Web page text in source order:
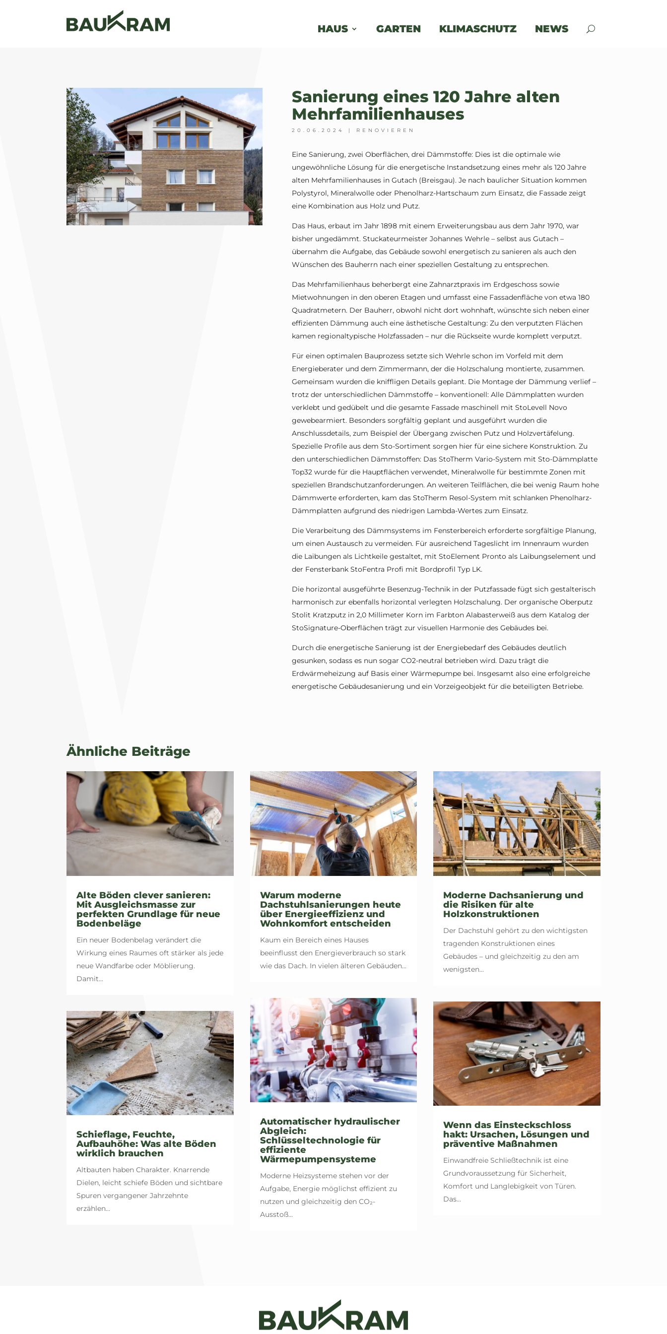
HAUS GARTEN KLIMASCHUTZ NEWS
Sanierung eines 120 Jahre alten
Mehrfamilienhauses
20.06.2024 | RENOVIEREN
Eine Sanierung, zwei Oberflächen, drei Dämmstoffe: Dies ist die optimale wie
ungewöhnliche Lösung für die energetische Instandsetzung eines mehr als 120 Jahre
alten Mehrfamilienhauses in Gutach (Breisgau). Je nach baulicher Situation kommen
Polystyrol, Mineralwolle oder Phenolharz-Hartschaum zum Einsatz, die Fassade zeigt
eine Kombination aus Holz und Putz.
Das Haus, erbaut im Jahr 1898 mit einem Erweiterungsbau aus dem Jahr 1970, war
bisher ungedämmt. Stuckateurmeister Johannes Wehrle – selbst aus Gutach –
übernahm die Aufgabe, das Gebäude sowohl energetisch zu sanieren als auch den
Wünschen des Bauherrn nach einer speziellen Gestaltung zu entsprechen.
Das Mehrfamilienhaus beherbergt eine Zahnarztpraxis im Erdgeschoss sowie
Mietwohnungen in den oberen Etagen und umfasst eine Fassadenfläche von etwa 180
Quadratmetern. Der Bauherr, obwohl nicht dort wohnhaft, wünschte sich neben einer
effizienten Dämmung auch eine ästhetische Gestaltung: Zu den verputzten Flächen
kamen regionaltypische Holzfassaden – nur die Rückseite wurde komplett verputzt.
Für einen optimalen Bauprozess setzte sich Wehrle schon im Vorfeld mit dem
Energieberater und dem Zimmermann, der die Holzschalung montierte, zusammen.
Gemeinsam wurden die kniffligen Details geplant. Die Montage der Dämmung verlief –
trotz der unterschiedlichen Dämmstoffe – konventionell: Alle Dämmplatten wurden
verklebt und gedübelt und die gesamte Fassade maschinell mit StoLevell Novo
gewebearmiert. Besonders sorgfältig geplant und ausgeführt wurden die
Anschlussdetails, zum Beispiel der Übergang zwischen Putz und Holzvertäfelung.
Spezielle Profile aus dem Sto-Sortiment sorgen hier für eine sichere Konstruktion. Zu
den unterschiedlichen Dämmstoffen: Das StoTherm Vario-System mit Sto-Dämmplatte
Top32 wurde für die Hauptflächen verwendet, Mineralwolle für bestimmte Zonen mit
speziellen Brandschutzanforderungen. An weiteren Teilflächen, die bei wenig Raum hohe
Dämmwerte erforderten, kam das StoTherm Resol-System mit schlanken Phenolharz-
Dämmplatten aufgrund des niedrigen Lambda-Wertes zum Einsatz.
Die Verarbeitung des Dämmsystems im Fensterbereich erforderte sorgfältige Planung,
um einen Austausch zu vermeiden. Für ausreichend Tageslicht im Innenraum wurden
die Laibungen als Lichtkeile gestaltet, mit StoElement Pronto als Laibungselement und
der Fensterbank StoFentra Profi mit Bordprofil Typ LK.
Die horizontal ausgeführte Besenzug-Technik in der Putzfassade fügt sich gestalterisch
harmonisch zur ebenfalls horizontal verlegten Holzschalung. Der organische Oberputz
Stolit Kratzputz in 2,0 Millimeter Korn im Farbton Alabasterweiß aus dem Katalog der
StoSignature-Oberflächen trägt zur visuellen Harmonie des Gebäudes bei.
Durch die energetische Sanierung ist der Energiebedarf des Gebäudes deutlich
gesunken, sodass es nun sogar CO2-neutral betrieben wird. Dazu trägt die
Erdwärmeheizung auf Basis einer Wärmepumpe bei. Insgesamt also eine erfolgreiche
energetische Gebäudesanierung und ein Vorzeigeobjekt für die beteiligten Betriebe.
Ähnliche Beiträge
Alte Böden clever sanieren:
Mit Ausgleichsmasse zur
perfekten Grundlage für neue
Bodenbeläge
Ein neuer Bodenbelag verändert die
Wirkung eines Raumes oft stärker als jede
neue Wandfarbe oder Möblierung.
Damit...
Schieflage, Feuchte,
Aufbauhöhe: Was alte Böden
wirklich brauchen
Altbauten haben Charakter. Knarrende
Dielen, leicht schiefe Böden und sichtbare
Spuren vergangener Jahrzehnte
erzählen...
Warum moderne
Dachstuhlsanierungen heute
über Energieeffizienz und
Wohnkomfort entscheiden
Kaum ein Bereich eines Hauses
beeinflusst den Energieverbrauch so stark
wie das Dach. In vielen älteren Gebäuden...
Automatischer hydraulischer
Abgleich:
Schlüsseltechnologie für
effiziente
Wärmepumpensysteme
Moderne Heizsysteme stehen vor der
Aufgabe, Energie möglichst effizient zu
nutzen und gleichzeitig den CO₂-
Ausstoß...
Moderne Dachsanierung und
die Risiken für alte
Holzkonstruktionen
Der Dachstuhl gehört zu den wichtigsten
tragenden Konstruktionen eines
Gebäudes – und gleichzeitig zu den am
wenigsten...
Wenn das Einsteckschloss
hakt: Ursachen, Lösungen und
präventive Maßnahmen
Einwandfreie Schließtechnik ist eine
Grundvoraussetzung für Sicherheit,
Komfort und Langlebigkeit von Türen.
Das...